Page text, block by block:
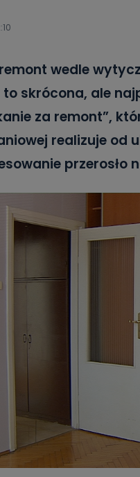
wedle
to skrócona, ale
za remont”,
realizuje od
przerosło